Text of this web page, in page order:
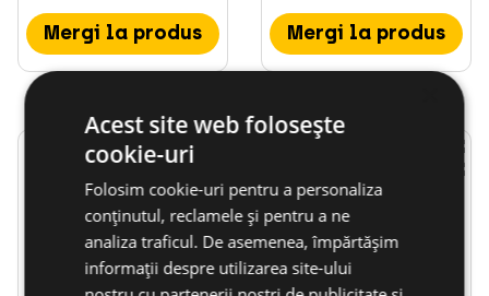
Mergi la produs Mergi la produs
Mortar de injectare
Mortar de injectare
Acest site web folosește
cookie-uri
Folosim cookie-uri pentru a personaliza
conținutul, reclamele și pentru a ne
analiza traficul. De asemenea, împărtășim
informații despre utilizarea site-ului